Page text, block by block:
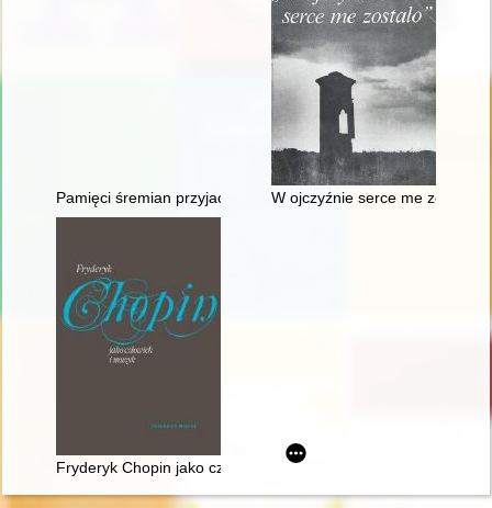
Pamięci śremian przyjaciół Fryderyka Chopina oraz
W ojczyźnie serce me
Fryderyk Chopin jako człowiek i muzyk